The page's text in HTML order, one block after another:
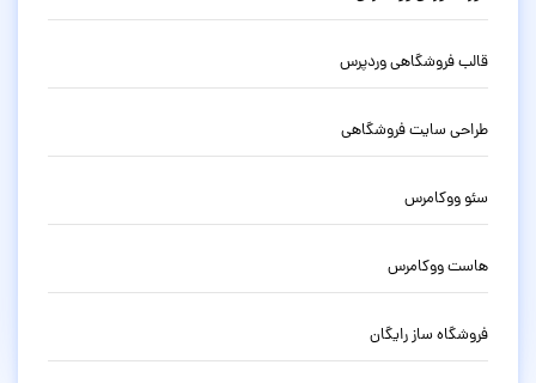
قالب فروشگاهی وردپرس
طراحی سایت فروشگاهی
سئو ووکامرس
هاست ووکامرس
فروشگاه ساز رایگان